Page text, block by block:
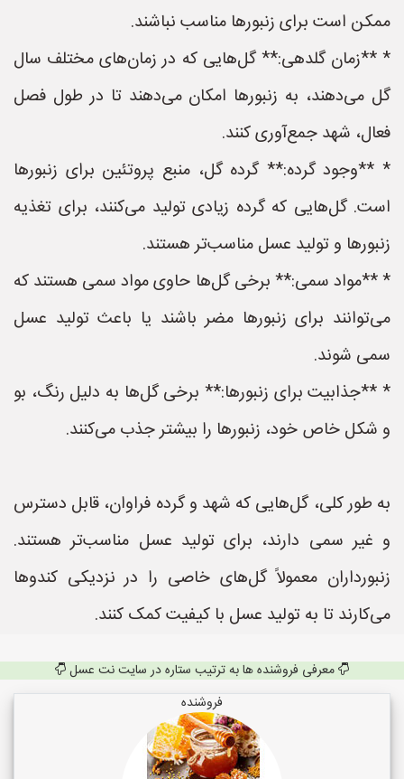
ممکن است برای زنبورها مناسب نباشند.
* **زمان گلدهی:** گل‌هایی که در زمان‌های مختلف سال
گل می‌دهند، به زنبورها امکان می‌دهند تا در طول فصل
فعال، شهد جمع‌آوری کنند.
* **وجود گرده:** گرده گل، منبع پروتئین برای زنبورها
است. گل‌هایی که گرده زیادی تولید می‌کنند، برای تغذیه
زنبورها و تولید عسل مناسب‌تر هستند.
* **مواد سمی:** برخی گل‌ها حاوی مواد سمی هستند که
می‌توانند برای زنبورها مضر باشند یا باعث تولید عسل
سمی شوند.
* **جذابیت برای زنبورها:** برخی گل‌ها به دلیل رنگ، بو
و شکل خاص خود، زنبورها را بیشتر جذب می‌کنند.
به طور کلی، گل‌هایی که شهد و گرده فراوان، قابل دسترس
و غیر سمی دارند، برای تولید عسل مناسب‌تر هستند.
زنبورداران معمولاً گل‌های خاصی را در نزدیکی کندوها
می‌کارند تا به تولید عسل با کیفیت کمک کنند.
معرفی فروشنده ها به ترتیب ستاره در سایت نت عسل
فروشنده